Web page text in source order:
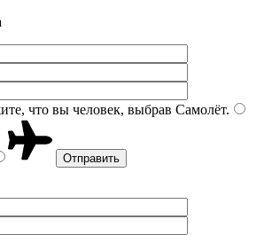
что вы человек, выбрав Самолёт.